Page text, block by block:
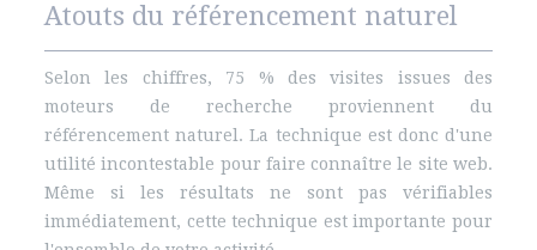
Atouts du référencement naturel
Selon les chiffres, 75 % des visites issues des
moteurs de recherche proviennent du
référencement naturel. La technique est donc d'une
utilité incontestable pour faire connaître le site web.
Même si les résultats ne sont pas vérifiables
immédiatement, cette technique est importante pour